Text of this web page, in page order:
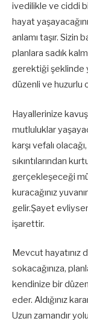
ivedilikle ve ciddi
hayat
anlamı taşır. Sizin
planlara sadık
gerektiği şeklinde
düzenli ve huzurlu
Hayallerinize
mutluluklar
karşı vefalı
sıkıntılarından
gerçekleşeceği
kuracağınız
gelir.Şayet
işarettir.
Mevcut hayatınız
sokacağınıza,
kendinize bir
eder. Aldığınız
Uzun zamandır